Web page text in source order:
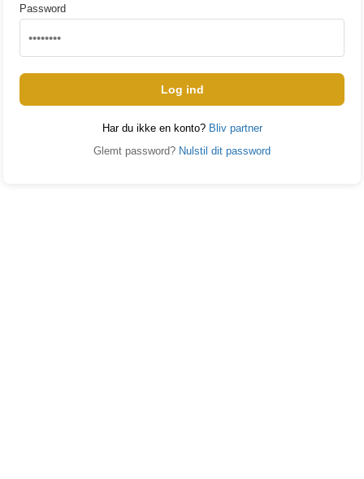
Password
Log ind
Har du ikke en konto? Bliv partner
Glemt password? Nulstil dit password